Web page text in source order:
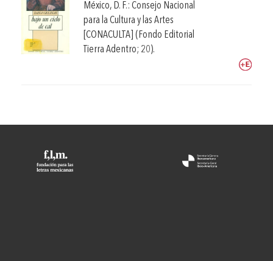
México, D. F.: Consejo Nacional
para la Cultura y las Artes
[CONACULTA] (Fondo Editorial
Tierra Adentro; 20).